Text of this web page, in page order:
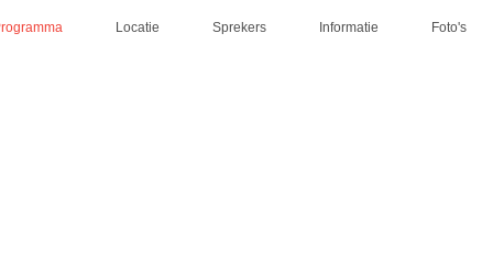
Locatie Sprekers Informatie Foto's